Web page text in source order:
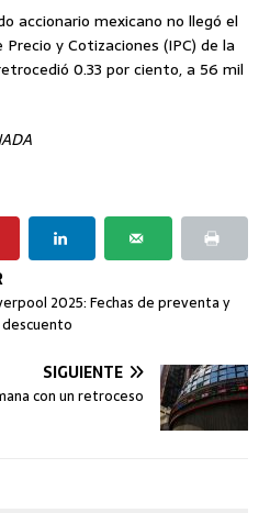
accionario mexicano no llegó el
y Cotizaciones (IPC) de la
0.33 por ciento, a 56 mil
2025: Fechas de preventa y
SIGUIENTE
con un retroceso